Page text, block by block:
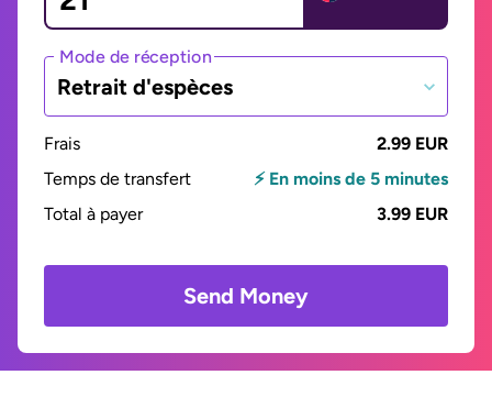
Mode de réception
Retrait d'espèces
Frais
2.99 EUR
Temps de transfert
⚡ En moins de 5 minutes
Total à payer
3.99 EUR
Send Money